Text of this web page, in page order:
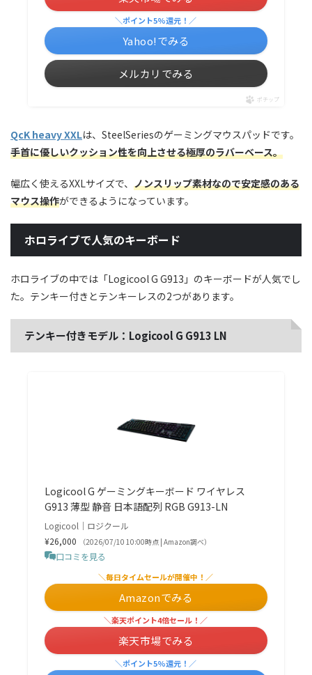
＼ポイント5%還元！／
Yahoo!でみる
メルカリでみる
ポチップ
QcK heavy XXLは、SteelSeriesのゲーミングマウスパッドです。
手首に優しいクッション性を向上させる極厚のラバーベース。
幅広く使えるXXLサイズで、 ノンスリップ素材なので安定感のある
マウス操作ができるようになっています。
ホロライブで人気のキーボード
ホロライブの中では「Logicool G G913」のキーボードが人気でし
た。テンキー付きとテンキーレスの2つがあります。
テンキー付きモデル：Logicool G G913 LN
Logicool G ゲーミングキーボード ワイヤレス
G913 薄型 静音 日本語配列 RGB G913-LN
Logicool｜ロジクール
¥26,000
（2026/07/10 10:00時点 | Amazon調べ）
口コミを見る
＼毎日タイムセールが開催中！／
Amazonでみる
＼楽天ポイント4倍セール！／
楽天市場でみる
＼ポイント5%還元！／